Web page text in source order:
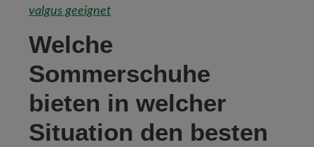
valgus geeignet
Welche
Sommerschuhe
bieten in welcher
Situation den besten